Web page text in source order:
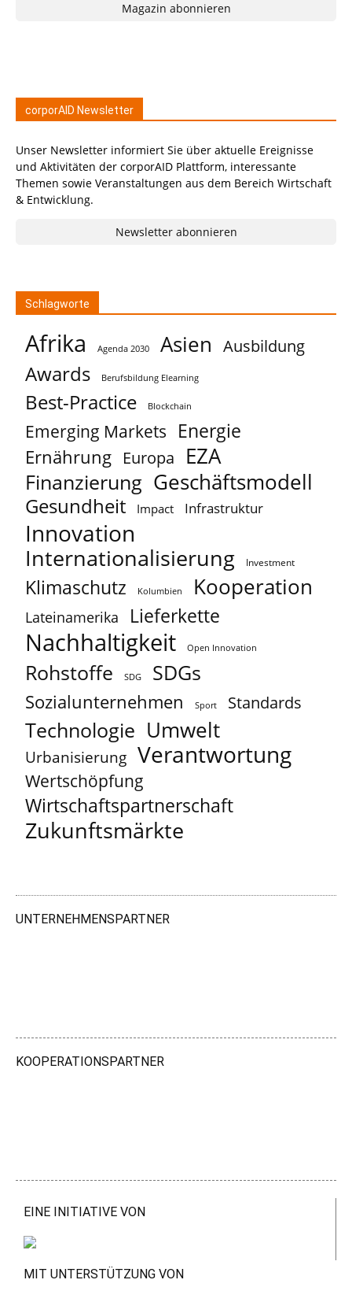
Magazin abonnieren
corporAID Newsletter
Unser Newsletter informiert Sie über aktuelle Ereignisse
und Aktivitäten der corporAID Plattform, interessante
Themen sowie Veranstaltungen aus dem Bereich Wirtschaft
& Entwicklung.
Newsletter abonnieren
Schlagworte
Afrika Agenda 2030 Asien Ausbildung
Awards Berufsbildung Elearning
Best-Practice Blockchain
Emerging Markets Energie
Ernährung Europa EZA
Finanzierung Geschäftsmodell
Gesundheit Impact Infrastruktur
Innovation
Internationalisierung Investment
Klimaschutz Kolumbien Kooperation
Lateinamerika Lieferkette
Nachhaltigkeit Open Innovation
Rohstoffe SDG SDGs
Sozialunternehmen Sport Standards
Technologie Umwelt
Urbanisierung Verantwortung
Wertschöpfung
Wirtschaftspartnerschaft
Zukunftsmärkte
UNTERNEHMENSPARTNER
KOOPERATIONSPARTNER
EINE INITIATIVE VON
MIT UNTERSTÜTZUNG VON